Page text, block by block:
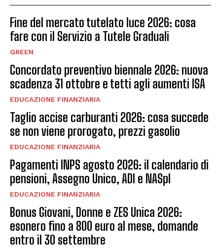
Fine del mercato tutelato luce 2026: cosa
fare con il Servizio a Tutele Graduali
GREEN
Concordato preventivo biennale 2026: nuova
scadenza 31 ottobre e tetti agli aumenti ISA
EDUCAZIONE FINANZIARIA
Taglio accise carburanti 2026: cosa succede
se non viene prorogato, prezzi gasolio
EDUCAZIONE FINANZIARIA
Pagamenti INPS agosto 2026: il calendario di
pensioni, Assegno Unico, ADI e NASpI
EDUCAZIONE FINANZIARIA
Bonus Giovani, Donne e ZES Unica 2026:
esonero fino a 800 euro al mese, domande
entro il 30 settembre